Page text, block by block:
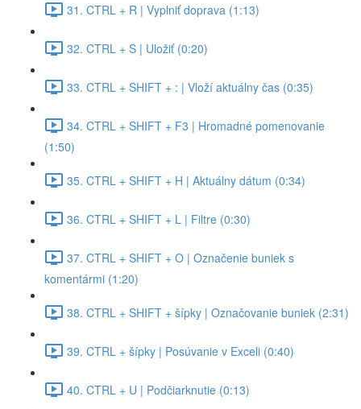
31. CTRL + R | Vyplniť doprava (1:13)
32. CTRL + S | Uložiť (0:20)
33. CTRL + SHIFT + : | Vloží aktuálny čas (0:35)
34. CTRL + SHIFT + F3 | Hromadné pomenovanie
(1:50)
35. CTRL + SHIFT + H | Aktuálny dátum (0:34)
36. CTRL + SHIFT + L | Filtre (0:30)
37. CTRL + SHIFT + O | Označenie buniek s
komentármi (1:20)
38. CTRL + SHIFT + šípky | Označovanie buniek (2:31)
39. CTRL + šípky | Posúvanie v Exceli (0:40)
40. CTRL + U | Podčiarknutie (0:13)